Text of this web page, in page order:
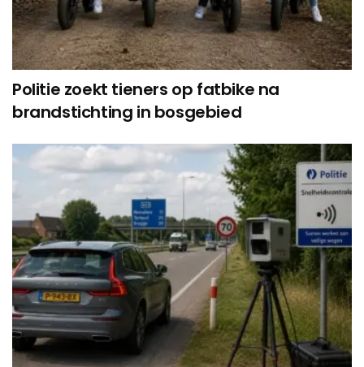
Politie zoekt tieners op fatbike na
brandstichting in bosgebied